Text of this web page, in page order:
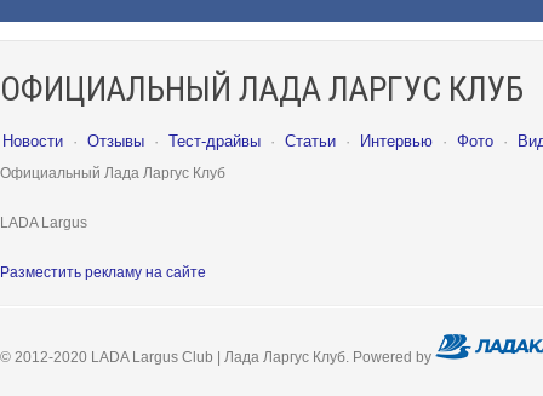
ОФИЦИАЛЬНЫЙ ЛАДА ЛАРГУС КЛУБ
Новости · Отзывы · Тест-драйвы · Статьи · Интервью · Фото ·
Официальный Лада Ларгус Клуб
LADA Largus
Разместить рекламу на сайте
© 2012-2020 LADA Largus Club | Лада Ларгус Клуб. Powered by